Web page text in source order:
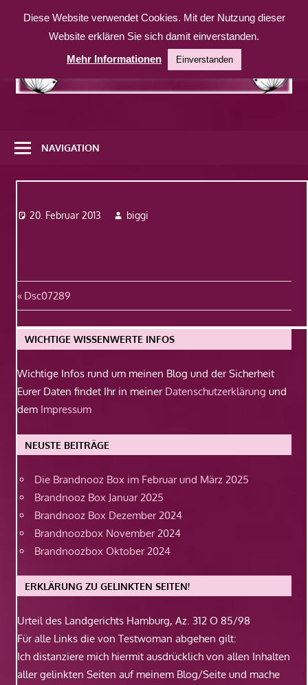
Inhalt
weitere
Website
NAVIGATION
20. Februar 2013 biggi
Beitragsnavigation
Vorheriger
Beitrag:
Dsc07289
WICHTIGE WISSENWERTE INFOS
Wichtige Infos rund um meinen Blog und der Sicherheit
Eurer Daten findet Ihr in meiner Datenschutzerklärung und
dem Impressum
NEUSTE BEITRÄGE
Die Brandnooz Box im Februar und März 2025
Brandnooz Box Januar 2025
Brandnooz Box Dezember 2024
Brandnoozbox November 2024
Brandnoozbox Oktober 2024
ERKLÄRUNG ZU GELINKTEN SEITEN!
Urteil des Landgerichts Hamburg, Az. 312 O 85/98
Für alle Links die von Testwoman abgehen gilt:
Ich distanziere mich hiermit ausdrücklich von allen Inhalten
aller gelinkten Seiten auf meinem Blog/Seite und mache
Diese Website verwendet Cookies. Mit der Nutzung dieser
Website erklären Sie sich damit einverstanden.
Mehr Informationen
Einverstanden